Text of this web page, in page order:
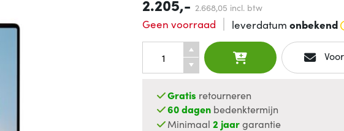
2.205,- 2.668,05 incl. btw
Geen voorraad
leverdatum onbekend
Gratis retourneren
60 dagen bedenktermijn
Minimaal2 jaargarantie